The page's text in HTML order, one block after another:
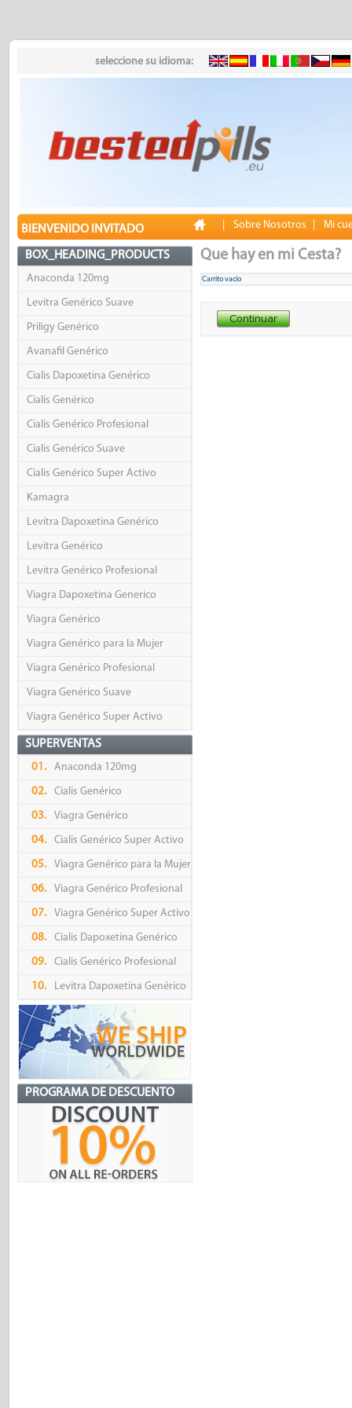
seleccione su idioma:
BIENVENIDO INVITADO Sobre Nosotros Mi
BOX_HEADING_PRODUCTS
Anaconda 120mg
Levitra Genérico Suave
Priligy Genérico
Avanafil Genérico
Cialis Dapoxetina Genérico
Cialis Genérico
Cialis Genérico Profesional
Cialis Genérico Suave
Cialis Genérico Super Activo
Kamagra
Levitra Dapoxetina Genérico
Levitra Genérico
Levitra Genérico Profesional
Viagra Dapoxetina Generico
Viagra Genérico
Viagra Genérico para la Mujer
Viagra Genérico Profesional
Viagra Genérico Suave
Viagra Genérico Super Activo
SUPERVENTAS
01. Anaconda 120mg
02. Cialis Genérico
03. Viagra Genérico
04. Cialis Genérico Super Activo
05. Viagra Genérico para la Mujer
06. Viagra Genérico Profesional
07. Viagra Genérico Super Activo
08. Cialis Dapoxetina Genérico
09. Cialis Genérico Profesional
10. Levitra Dapoxetina Genérico
PROGRAMA DE DESCUENTO
Que hay en mi Cesta?
Carrito vacío